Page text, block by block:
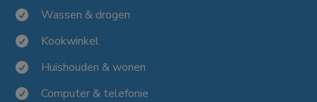
 Wassen & drogen
 Kookwinkel
 Huishouden & wonen
 Computer & telefonie